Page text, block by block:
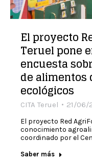
El proyecto
Teruel pone
encuesta
de alimentos
ecológicos
CITA Teruel 21/06/
El proyecto Red
conocimiento
coordinado por el
Saber más